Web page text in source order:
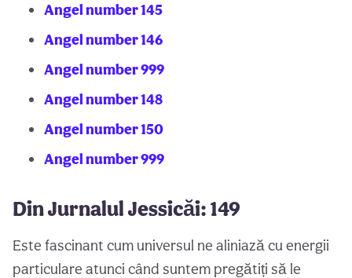
Angel number 145
Angel number 146
Angel number 999
Angel number 148
Angel number 150
Angel number 999
Din Jurnalul Jessicăi: 149
Este fascinant cum universul ne aliniază cu energii
particulare atunci când suntem pregătiți să le